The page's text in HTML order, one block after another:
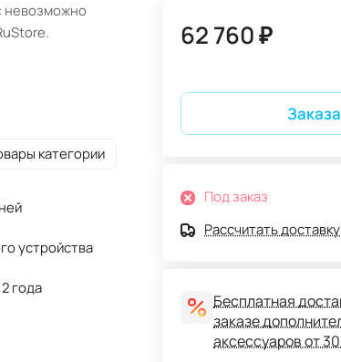
невозможно
категории
устройства
года
62 760 ₽
Под заказ
Рассчитать доставку
Бесплатная
заказе
аксессуаров от